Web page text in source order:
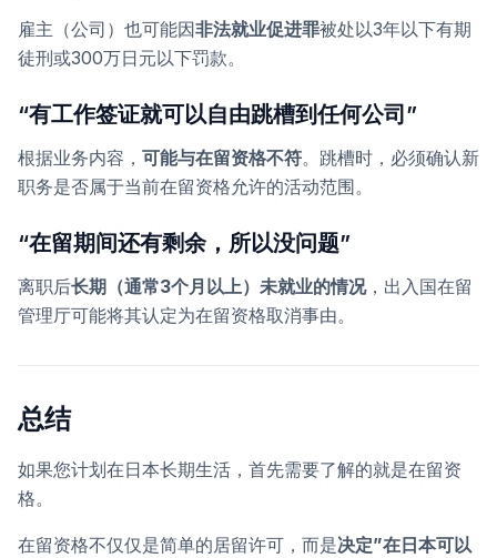
雇主（公司）也可能因非法就业促进罪被处以3年以下有期
徒刑或300万日元以下罚款。
“有工作签证就可以自由跳槽到任何公司”
根据业务内容， 可能与在留资格不符。跳槽时，必须确认新
职务是否属于当前在留资格允许的活动范围。
“在留期间还有剩余，所以没问题”
离职后长期（通常3个月以上）未就业的情况，出入国在留
管理厅可能将其认定为在留资格取消事由。
总结
如果您计划在日本长期生活，首先需要了解的就是在留资
格。
在留资格不仅仅是简单的居留许可，而是决定”在日本可以